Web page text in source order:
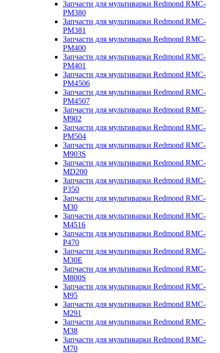
Запчасти для мультиварки Redmond RMC-
PM380
Запчасти для мультиварки Redmond RMC-
PM381
Запчасти для мультиварки Redmond RMC-
PM400
Запчасти для мультиварки Redmond RMC-
PM401
Запчасти для мультиварки Redmond RMC-
PM4506
Запчасти для мультиварки Redmond RMC-
PM4507
Запчасти для мультиварки Redmond RMC-
M902
Запчасти для мультиварки Redmond RMC-
PM504
Запчасти для мультиварки Redmond RMC-
M903S
Запчасти для мультиварки Redmond RMC-
MD200
Запчасти для мультиварки Redmond RMC-
P350
Запчасти для мультиварки Redmond RMC-
M30
Запчасти для мультиварки Redmond RMC-
M4516
Запчасти для мультиварки Redmond RMC-
P470
Запчасти для мультиварки Redmond RMC-
M30E
Запчасти для мультиварки Redmond RMC-
M800S
Запчасти для мультиварки Redmond RMC-
M95
Запчасти для мультиварки Redmond RMC-
M291
Запчасти для мультиварки Redmond RMC-
M38
Запчасти для мультиварки Redmond RMC-
M70